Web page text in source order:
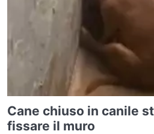
Cane chiuso in canile
fissare il muro